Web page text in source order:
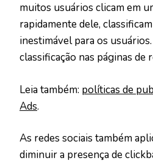
muitos usuários clicam em
rapidamente dele,
inestimável para os
classificação nas páginas de
Leia também: políticas de
Ads.
As redes sociais também
diminuir a presença de